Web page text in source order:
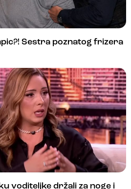
Sestra poznatog frizera
voditeljke držali za noge i